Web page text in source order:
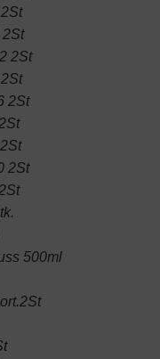
2St
2St
2St
2St
500ml